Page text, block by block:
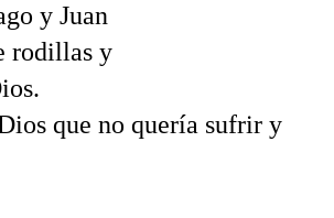
y Juan
rodillas y
que no quería sufrir y